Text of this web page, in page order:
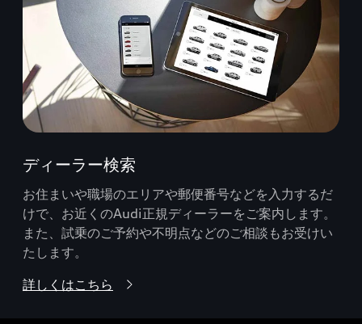
ディーラー検索
お住まいや職場のエリアや郵便番号などを入力するだ
けで、お近くのAudi正規ディーラーをご案内します。
また、試乗のご予約や不明点などのご相談もお受けい
たします。
詳しくはこちら